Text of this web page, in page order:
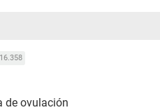
16.358
de ovulación